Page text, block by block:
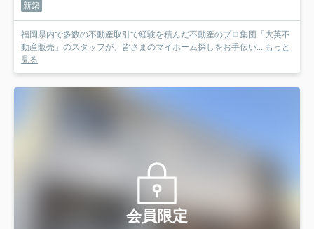
新築
福岡県内で多数の不動産取引で経験を積んだ不動産のプロ集団「大英不
動産販売」のスタッフが、皆さまのマイホーム探しをお手伝い... もっと
見る
会員限定